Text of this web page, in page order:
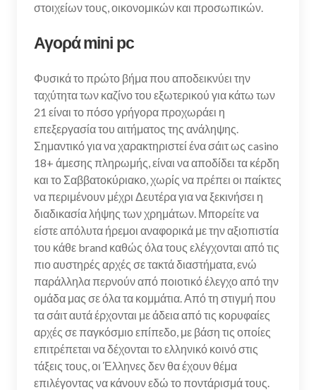
στοιχείων τους, οικονομικών και προσωπικών.
Αγορά mini pc
Φυσικά το πρώτο βήμα που αποδεικνύει την
ταχύτητα των καζίνο του εξωτερικού για κάτω των
21 είναι το πόσο γρήγορα προχωράει η
επεξεργασία του αιτήματος της ανάληψης.
Σημαντικό για να χαρακτηριστεί ένα σάιτ ως casino
18+ άμεσης πληρωμής, είναι να αποδίδει τα κέρδη
και το Σαββατοκύριακο, χωρίς να πρέπει οι παίκτες
να περιμένουν μέχρι Δευτέρα για να ξεκινήσει η
διαδικασία λήψης των χρημάτων. Μπορείτε να
είστε απόλυτα ήρεμοι αναφορικά με την αξιοπιστία
του κάθε brand καθώς όλα τους ελέγχονται από τις
πιο αυστηρές αρχές σε τακτά διαστήματα, ενώ
παράλληλα περνούν από ποιοτικό έλεγχο από την
ομάδα μας σε όλα τα κομμάτια. Από τη στιγμή που
τα σάιτ αυτά έρχονται με άδεια από τις κορυφαίες
αρχές σε παγκόσμιο επίπεδο, με βάση τις οποίες
επιτρέπεται να δέχονται το ελληνικό κοινό στις
τάξεις τους, οι Έλληνες δεν θα έχουν θέμα
επιλέγοντας να κάνουν εδώ το ποντάρισμά τους.